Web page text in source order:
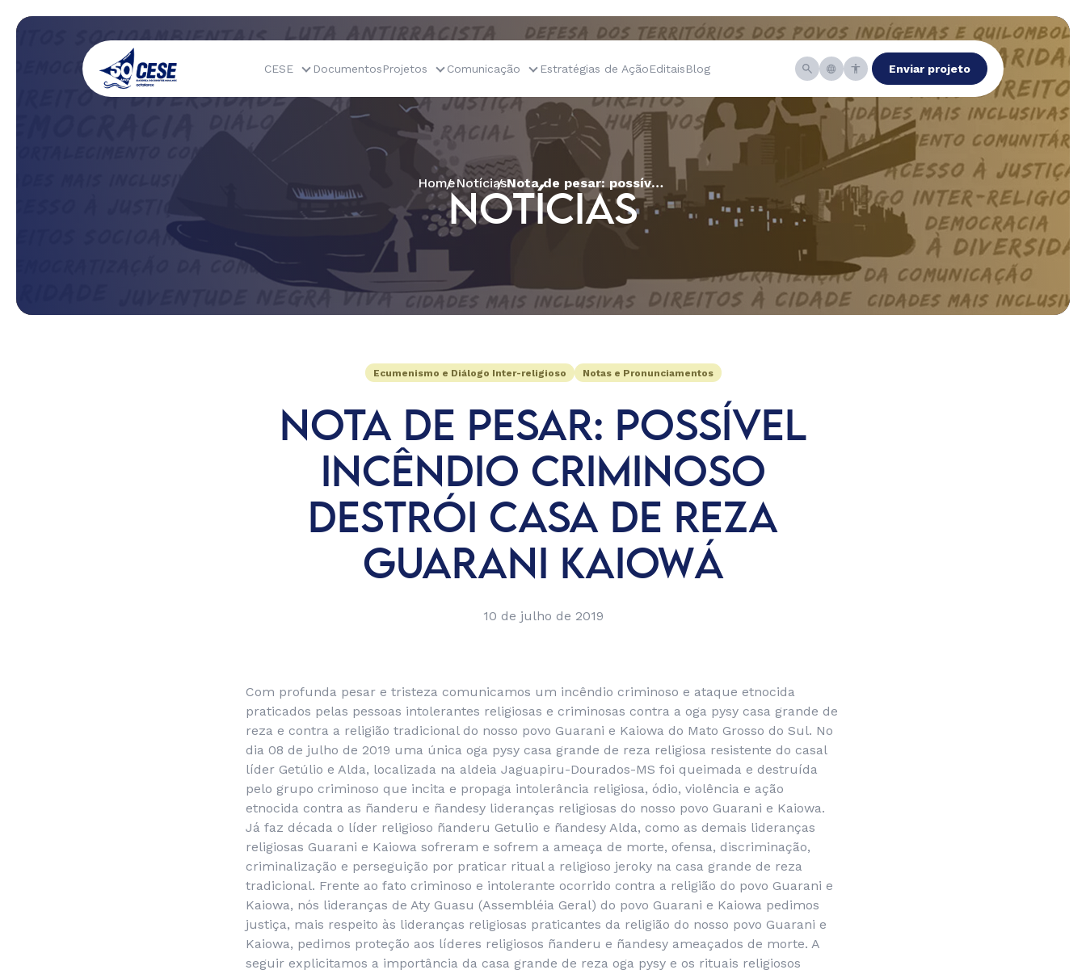
CESE DocumentosProjetos Comunicação Estratégias de AçãoEditaisBlog Enviar projeto
HomeNotícias Nota de pesar: possível incêndio criminoso destrói casa de reza Guarani Kaiowá
NOTÍCIAS
Ecumenismo e Diálogo Inter-religioso Notas e Pronunciamentos
NOTA DE PESAR: POSSÍVEL
INCÊNDIO CRIMINOSO
DESTRÓI CASA DE REZA
GUARANI KAIOWÁ
10 de julho de 2019
Com profunda pesar e tristeza comunicamos um incêndio criminoso e ataque etnocida
praticados pelas pessoas intolerantes religiosas e criminosas contra a oga pysy casa grande de
reza e contra a religião tradicional do nosso povo Guarani e Kaiowa do Mato Grosso do Sul. No
dia 08 de julho de 2019 uma única oga pysy casa grande de reza religiosa resistente do casal
líder Getúlio e Alda, localizada na aldeia Jaguapiru-Dourados-MS foi queimada e destruída
pelo grupo criminoso que incita e propaga intolerância religiosa, ódio, violência e ação
etnocida contra as ñanderu e ñandesy lideranças religiosas do nosso povo Guarani e Kaiowa.
Já faz década o líder religioso ñanderu Getulio e ñandesy Alda, como as demais lideranças
religiosas Guarani e Kaiowa sofreram e sofrem a ameaça de morte, ofensa, discriminação,
criminalização e perseguição por praticar ritual a religioso jeroky na casa grande de reza
tradicional. Frente ao fato criminoso e intolerante ocorrido contra a religião do povo Guarani e
Kaiowa, nós lideranças de Aty Guasu (Assembléia Geral) do povo Guarani e Kaiowa pedimos
justiça, mais respeito às lideranças religiosas praticantes da religião do nosso povo Guarani e
Kaiowa, pedimos proteção aos líderes religiosos ñanderu e ñandesy ameaçados de morte. A
seguir explicitamos a importância da casa grande de reza oga pysy e os rituais religiosos